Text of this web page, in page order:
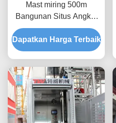
Mast miring 500m
Bangunan Situs Angkat
Untuk konstruksi
cerobong asap
Dapatkan Harga Terbaik